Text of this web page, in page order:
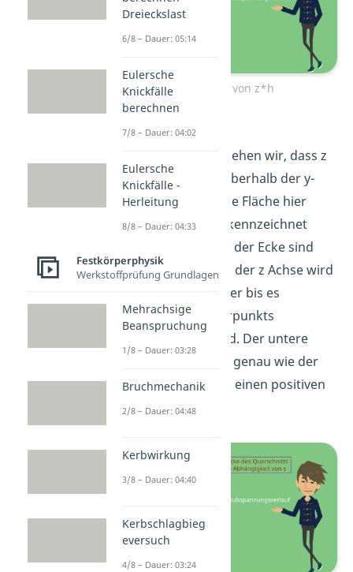
Einzeichnen von z*h
Betrachten wir das
Koordinatensystem, sehen wir, dass z
und somit auch z*h oberhalb der y-
Achse negativ sind. Die Fläche hier
muss also negativ gekennzeichnet
werden. Die Werte an der Ecke sind
immer gleich. Entlang der z Achse wird
z und damit z*h größer bis es
unterhalb des Schwerpunkts
schließlich positiv wird. Der untere
Abschnitt verhält sich genau wie der
obere, nur dass hier z einen positiven
Wert hat.
Dreieckslast
6/8 – Dauer: 05:14
Eulersche
Knickfälle
berechnen
7/8 – Dauer: 04:02
Eulersche
Knickfälle -
Herleitung
8/8 – Dauer: 04:33
Festkörperphysik
Werkstoffprüfung Grundlagen
Mehrachsige
Beanspruchung
1/8 – Dauer: 03:28
Bruchmechanik
2/8 – Dauer: 04:48
Kerbwirkung
3/8 – Dauer: 04:40
Kerbschlagbieg
eversuch
4/8 – Dauer: 03:24